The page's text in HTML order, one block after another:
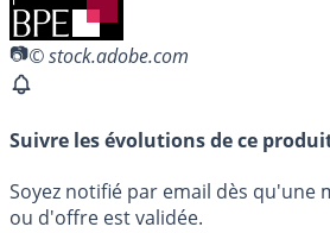
© stock.adobe.com
Suivre les évolutions de ce
Soyez notifié par email dès qu'une
ou d'offre est validée.